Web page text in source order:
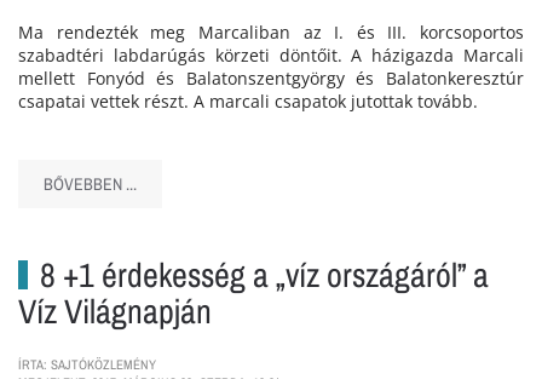
Ma rendezték meg Marcaliban az I. és III. korcsoportos
szabadtéri labdarúgás körzeti döntőit. A házigazda Marcali
mellett Fonyód és Balatonszentgyörgy és Balatonkeresztúr
csapatai vettek részt. A marcali csapatok jutottak tovább.
BŐVEBBEN ...
8 +1 érdekesség a „víz országáról” a
Víz Világnapján
ÍRTA: SAJTÓKÖZLEMÉNY